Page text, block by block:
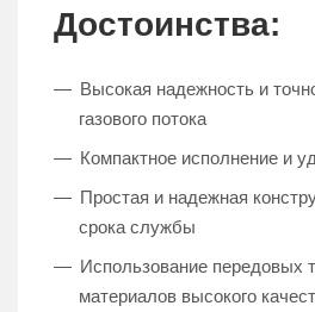
Достоинства:
Высокая надежность и
газового потока
Компактное исполнение и
Простая и надежная
срока службы
Использование передовых
материалов высокого